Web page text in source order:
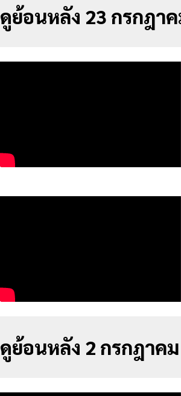
ดูย้อนหลัง 23 กรกฎา
ดูย้อนหลัง 2 กรกฎาค